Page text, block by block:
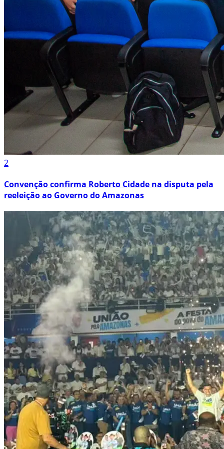
2
Convenção confirma Roberto Cidade na disputa pela
reeleição ao Governo do Amazonas